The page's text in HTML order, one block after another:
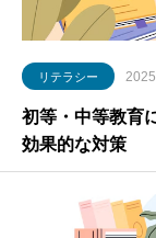
リテラシー
初等・中等教育
効果的な対策